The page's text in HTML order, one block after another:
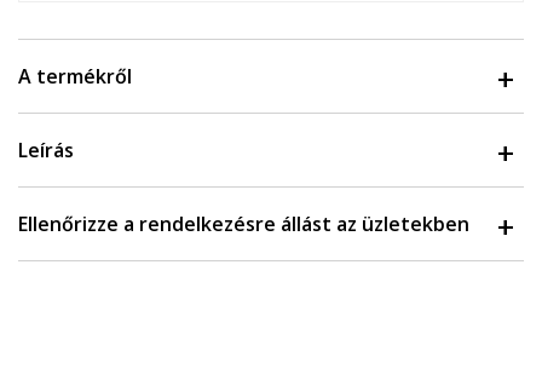
A termékről
Leírás
Ellenőrizze a rendelkezésre állást az üzletekben